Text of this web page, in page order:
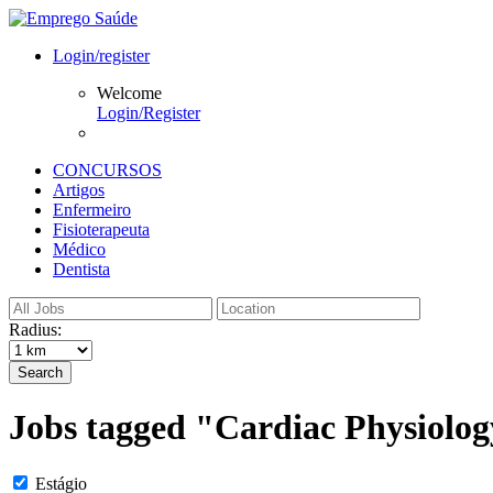
Login/register
Welcome
Login/Register
CONCURSOS
Artigos
Enfermeiro
Fisioterapeuta
Médico
Dentista
Radius:
Search
Jobs tagged "Cardiac
Estágio